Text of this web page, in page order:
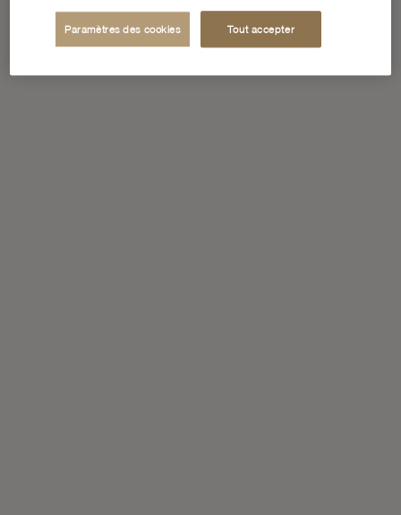
Paramètres des cookies Tout accepter